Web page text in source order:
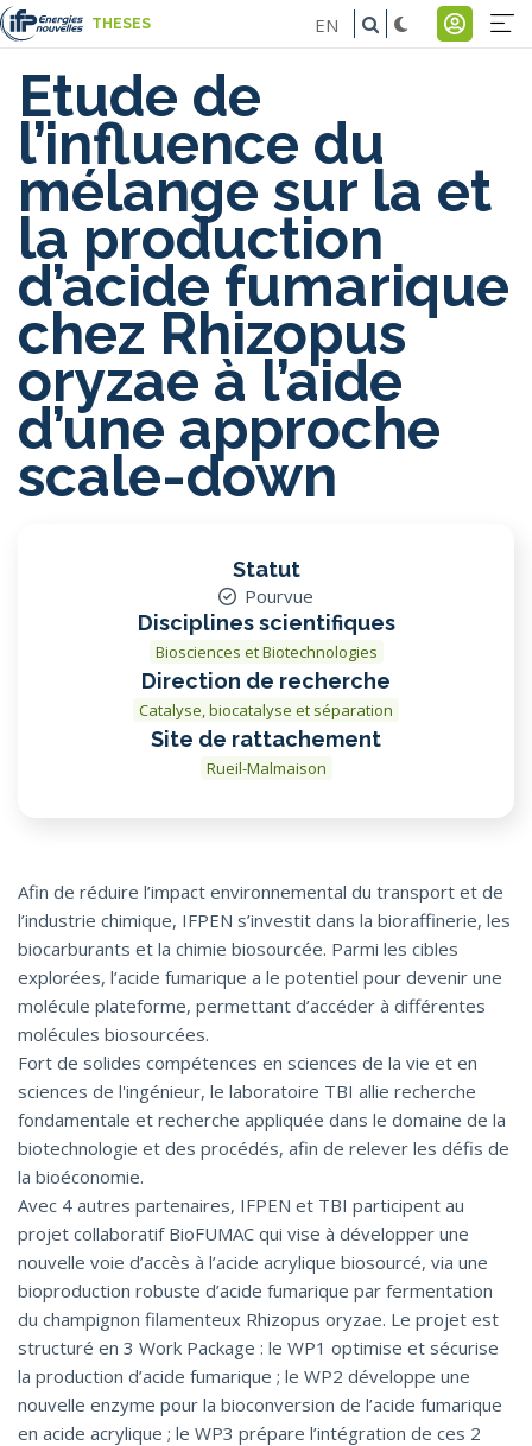
Aller
au
contenu
principal
THESES
Menu
de
EN
Etude de
l’influence du
mélange sur la et
la production
d’acide fumarique
chez Rhizopus
oryzae à l’aide
d’une approche
scale-down
Statut
Pourvue
Disciplines scientifiques
Biosciences et Biotechnologies
Direction de recherche
Catalyse, biocatalyse et séparation
Site de rattachement
Rueil-Malmaison
Afin de réduire l’impact environnemental du transport et de
l’industrie chimique, IFPEN s’investit dans la bioraffinerie, les
biocarburants et la chimie biosourcée. Parmi les cibles
explorées, l’acide fumarique a le potentiel pour devenir une
molécule plateforme, permettant d’accéder à différentes
molécules biosourcées.
Fort de solides compétences en sciences de la vie et en
sciences de l'ingénieur, le laboratoire TBI allie recherche
fondamentale et recherche appliquée dans le domaine de la
biotechnologie et des procédés, afin de relever les défis de
la bioéconomie.
Avec 4 autres partenaires, IFPEN et TBI participent au
projet collaboratif BioFUMAC qui vise à développer une
nouvelle voie d’accès à l’acide acrylique biosourcé, via une
bioproduction robuste d’acide fumarique par fermentation
du champignon filamenteux Rhizopus oryzae. Le projet est
structuré en 3 Work Package : le WP1 optimise et sécurise
la production d’acide fumarique ; le WP2 développe une
nouvelle enzyme pour la bioconversion de l’acide fumarique
en acide acrylique ; le WP3 prépare l’intégration de ces 2